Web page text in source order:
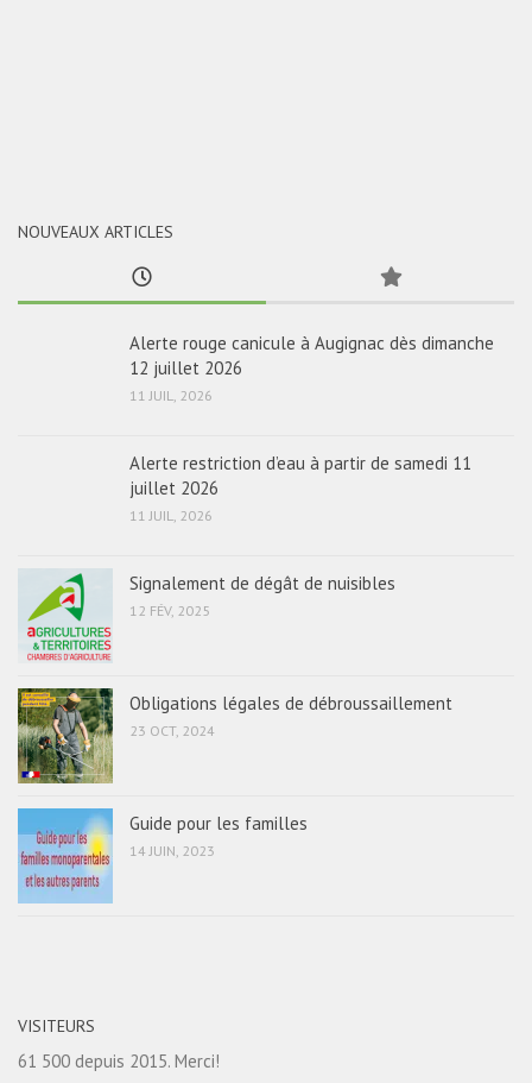
NOUVEAUX ARTICLES
Alerte rouge canicule à Augignac dès dimanche
12 juillet 2026
11 JUIL, 2026
Alerte restriction d’eau à partir de samedi 11
juillet 2026
11 JUIL, 2026
Signalement de dégât de nuisibles
12 FÉV, 2025
Obligations légales de débroussaillement
23 OCT, 2024
Guide pour les familles
14 JUIN, 2023
VISITEURS
61 500 depuis 2015. Merci!